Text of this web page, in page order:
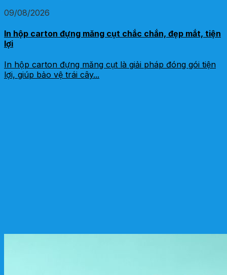
09/08/2026
In hộp carton đựng măng cụt chắc chắn, đẹp mắt, tiện
lợi
In hộp carton đựng măng cụt là giải pháp đóng gói tiện
lợi, giúp bảo vệ trái cây...